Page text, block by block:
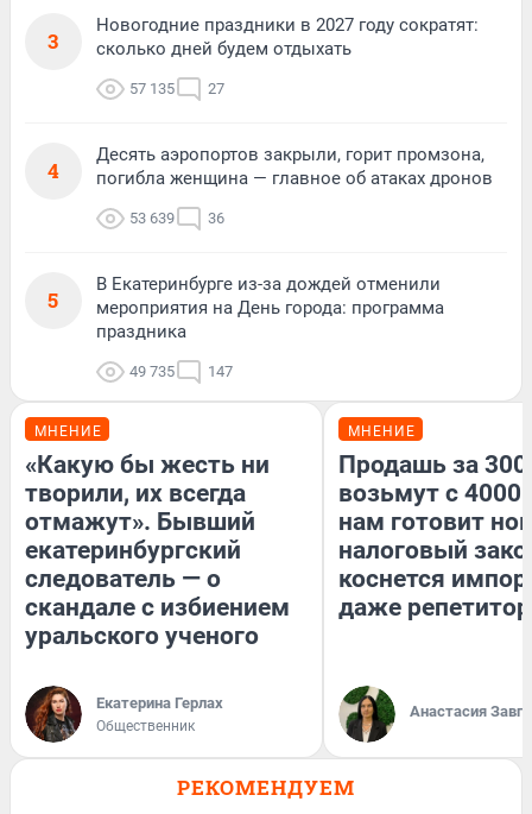
3
Новогодние праздники в 2027 году сократят:
сколько дней будем отдыхать
57 135 27
4
Десять аэропортов закрыли, горит промзона,
погибла женщина — главное об атаках дронов
53 639 36
5
В Екатеринбурге из-за дождей отменили
мероприятия на День города: программа
праздника
49 735 147
МНЕНИЕ
«Какую бы жесть ни
творили, их всегда
отмажут». Бывший
екатеринбургский
следователь — о
скандале с избиением
уральского ученого
Екатерина Герлах
Общественник
МНЕНИЕ
Продашь за
возьмут с
нам готовит
налоговый
коснется
даже
Анастасия
РЕКОМЕНДУЕМ